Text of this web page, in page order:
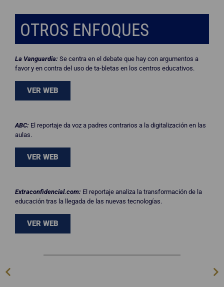
OTROS ENFOQUES
La Vanguardia: Se centra en el debate que hay con argumentos a
favor y en contra del uso de ta-bletas en los centros educativos.
VER WEB
ABC: El reportaje da voz a padres contrarios a la digitalización en las
aulas.
VER WEB
Extraconfidencial.com: El reportaje analiza la transformación de la
educación tras la llegada de las nuevas tecnologías.
VER WEB